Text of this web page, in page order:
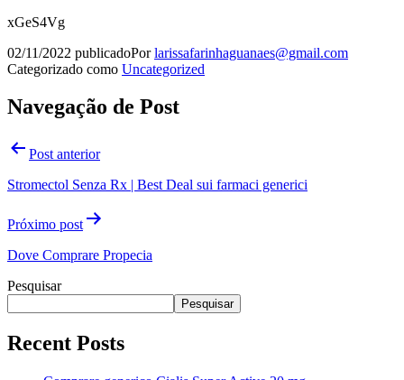
xGeS4Vg
02/11/2022 publicadoPorlarissafarinhaguanaes@gmail.com
Categorizado como Uncategorized
Navegação de Post
Post anterior
Stromectol Senza Rx | Best Deal sui farmaci generici
Próximo post
Dove Comprare Propecia
Pesquisar
Pesquisar
Recent Posts